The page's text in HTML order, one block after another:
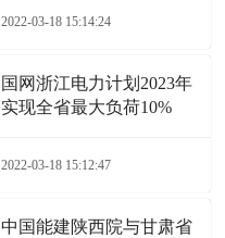
2022-03-18 15:14:24
国网浙江电力计划2023年
实现全省最大负荷10%
2022-03-18 15:12:47
中国能建陕西院与甘肃省